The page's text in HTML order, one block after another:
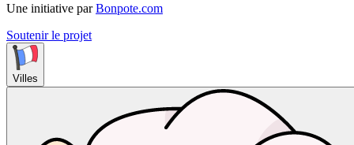
Une initiative par Bonpote.com
Soutenir le projet
Villes